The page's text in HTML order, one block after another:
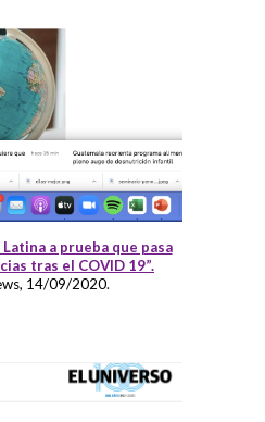
Latina a prueba que pasa
tras el COVID 19”.
14/09/2020.